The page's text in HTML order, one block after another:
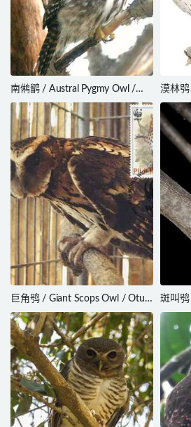
南鸺鹠 / Austral Pygmy Owl /
Glaucidium nana
漠林
butleri
巨角鸮 / Giant Scops Owl / Otus
gurneyi
斑叫
virgata